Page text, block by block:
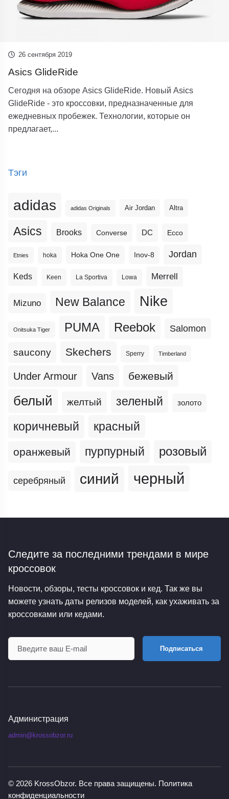
26 сентября 2019
Asics GlideRide
Сегодня на обзоре Asics GlideRide. Новый Asics
GlideRide - это кроссовки, предназначенные для
ежедневных пробежек. Технологии, которые он
предлагает,...
Тэги
adidas adidas Originals Air Jordan Altra
Asics Brooks Converse DC Ecco
Etnies hoka Hoka One One Inov-8 Jordan
Keds Keen La Sportiva Lowa Merrell
Mizuno New Balance Nike
Onitsuka Tiger PUMA Reebok Salomon
saucony Skechers Sperry Timberland
Under Armour Vans бежевый
белый желтый зеленый золото
коричневый красный
оранжевый пурпурный розовый
серебряный синий черный
Следите за последними трендами в мире
кроссовок
Новости, обзоры, тесты кроссовок и кед. Так же вы
можете узнать даты релизов моделей, как ухаживать за
кроссовками или кедами.
Подписаться
Администрация
admin@krossobzor.ru
© 2026 KrossObzor. Все права защищены. Политика
конфиденциальности